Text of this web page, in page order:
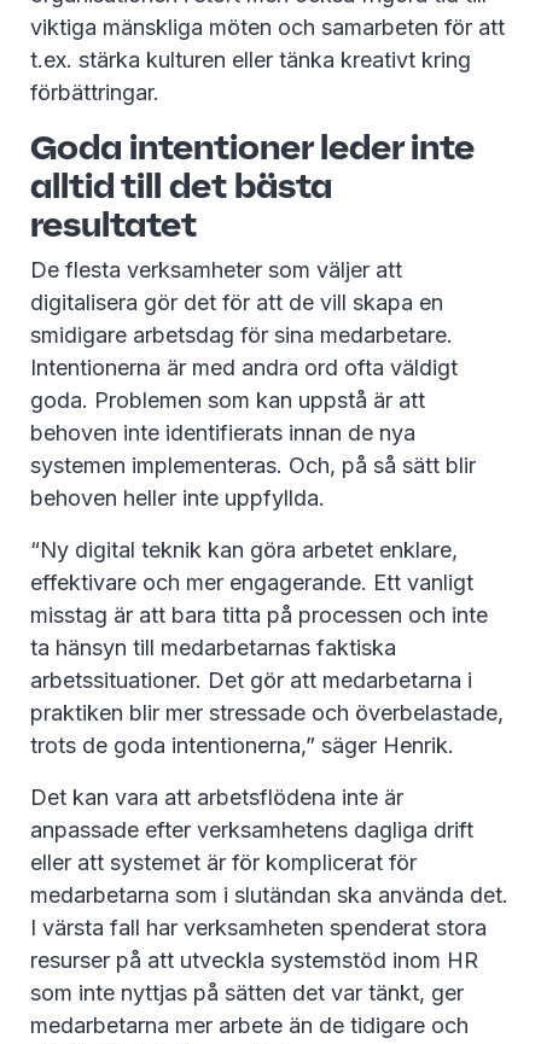
viktiga mänskliga möten och samarbeten för att
t.ex. stärka kulturen eller tänka kreativt kring
förbättringar.
Goda intentioner leder inte
alltid till det bästa
resultatet
De flesta verksamheter som väljer att
digitalisera gör det för att de vill skapa en
smidigare arbetsdag för sina medarbetare.
Intentionerna är med andra ord ofta väldigt
goda. Problemen som kan uppstå är att
behoven inte identifierats innan de nya
systemen implementeras. Och, på så sätt blir
behoven heller inte uppfyllda.
“Ny digital teknik kan göra arbetet enklare,
effektivare och mer engagerande. Ett vanligt
misstag är att bara titta på processen och inte
ta hänsyn till medarbetarnas faktiska
arbetssituationer. Det gör att medarbetarna i
praktiken blir mer stressade och överbelastade,
trots de goda intentionerna,” säger Henrik.
Det kan vara att arbetsflödena inte är
anpassade efter verksamhetens dagliga drift
eller att systemet är för komplicerat för
medarbetarna som i slutändan ska använda det.
I värsta fall har verksamheten spenderat stora
resurser på att utveckla systemstöd inom HR
som inte nyttjas på sätten det var tänkt, ger
medarbetarna mer arbete än de tidigare och